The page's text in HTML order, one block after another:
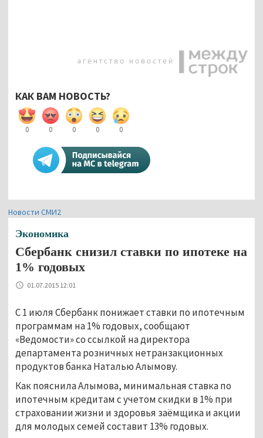
КАК ВАМ НОВОСТЬ?
0 0 0 0 0
Новости СМИ2
Экономика
Сбербанк снизил ставки по ипотеке на
1% годовых
01.07.2015 12:01
С 1 июля Сбербанк понижает ставки по ипотечным
программам на 1% годовых, сообщают
«Ведомости» со ссылкой на директора
департамента розничных нетранзакционных
продуктов банка Наталью Алымову.
Как пояснила Алымова, минимальная ставка по
ипотечным кредитам с учетом скидки в 1% при
страховании жизни и здоровья заёмщика и акции
для молодых семей составит 13% годовых.